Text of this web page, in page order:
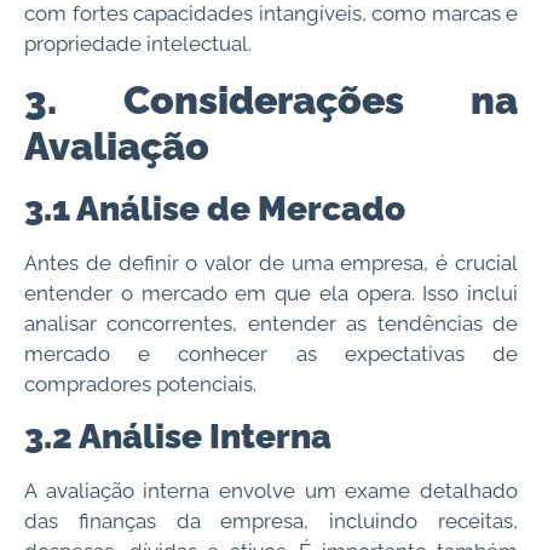
com fortes capacidades intangíveis, como marcas e
propriedade intelectual.
3. Considerações na
Avaliação
3.1 Análise de Mercado
Antes de definir o valor de uma empresa, é crucial
entender o mercado em que ela opera. Isso inclui
analisar concorrentes, entender as tendências de
mercado e conhecer as expectativas de
compradores potenciais.
3.2 Análise Interna
A avaliação interna envolve um exame detalhado
das finanças da empresa, incluindo receitas,